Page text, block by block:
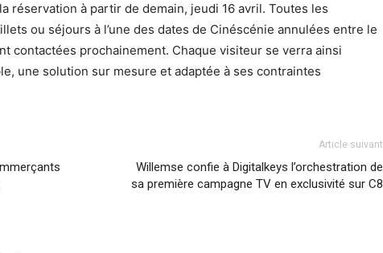
réservation à partir de demain, jeudi 16 avril. Toutes les
ou séjours à l’une des dates de Cinéscénie annulées entre le
contactées prochainement. Chaque visiteur se verra ainsi
une solution sur mesure et adaptée à ses contraintes
Article suivant
Willemse confie à Digitalkeys l’orchestration de
sa première campagne TV en exclusivité sur C8